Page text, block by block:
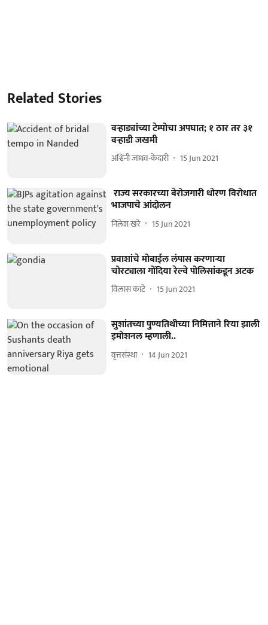
Related Stories
वऱ्हाड्यांच्या टेम्पोचा अपघात; १ ठार तर ३१
वऱ्हाडी जखमी
अश्विनी जाधव-केदारी 15 Jun 2021
राज्य सरकारच्या बेरोजगारी धोरण विरोधात
भाजपाचे आंदोलन
निलेश खरे 15 Jun 2021
प्रवाशांचे मोबाईल लंपास करणाऱ्या
चोरट्याला गोंदिया रेल्वे पोलिसांकडून अटक
विलास काटे 15 Jun 2021
सुशांतच्या पुण्यतिथीच्या निमित्ताने रिया झाली
इमोशनल म्हणाली..
वृत्तसंस्था 14 Jun 2021